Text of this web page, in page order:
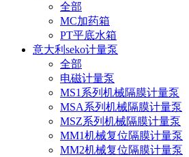
全部
MC加药箱
PT平底水箱
意大利seko计量泵
全部
电磁计量泵
MS1系列机械隔膜计量泵
MSA系列机械隔膜计量泵
MSZ系列机械隔膜计量泵
MM1机械复位隔膜计量泵
MM2机械复位隔膜计量泵